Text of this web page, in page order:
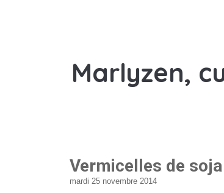
Marlyzen,
Vermicelles de
mardi 25 novembre 2014